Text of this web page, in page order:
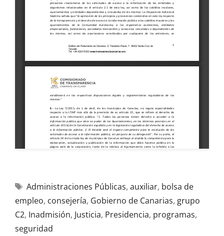
Administraciones Públicas, auxiliar, bolsa de
empleo, consejería, Gobierno de Canarias, grupo
C2, Inadmisión, Justicia, Presidencia, programas,
seguridad